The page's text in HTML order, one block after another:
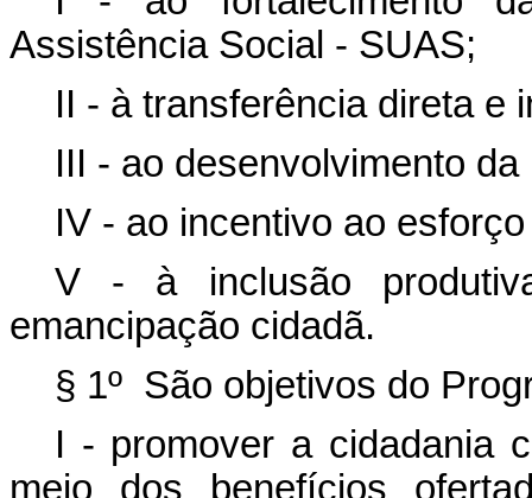
Assistência Social - SUAS;
II - à transferência direta e
III - ao desenvolvimento
IV - ao incentivo ao
V - à inclusão
emancipação cidadã.
§ 1º São objetivos do
I - promover a cidadania
meio dos benefícios